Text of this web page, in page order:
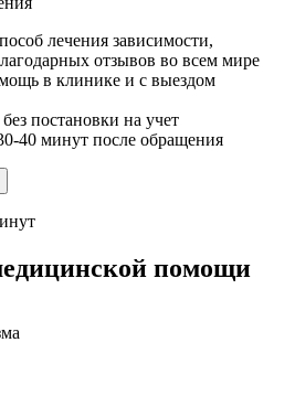
лечения зависимости,
отзывов во всем мире
в клинике и с выездом
постановки на учет
40 минут после обращения
помощи